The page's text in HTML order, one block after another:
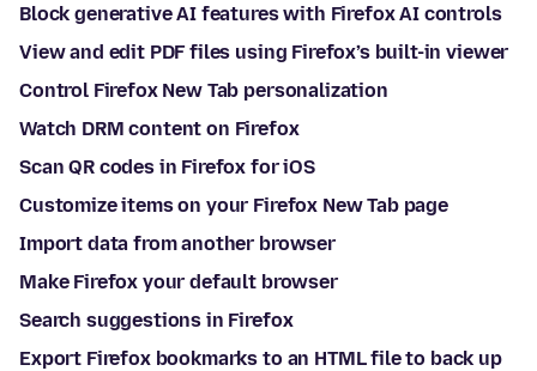
Block generative AI features with Firefox AI controls
View and edit PDF files using Firefox’s built-in viewer
Control Firefox New Tab personalization
Watch DRM content on Firefox
Scan QR codes in Firefox for iOS
Customize items on your Firefox New Tab page
Import data from another browser
Make Firefox your default browser
Search suggestions in Firefox
Export Firefox bookmarks to an HTML file to back up